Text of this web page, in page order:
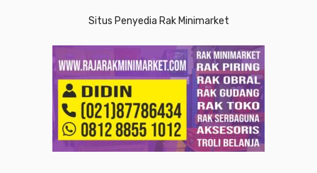
Situs Penyedia Rak Minimarket